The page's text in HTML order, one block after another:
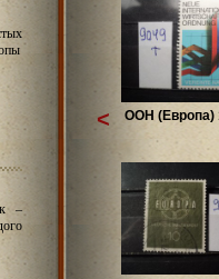
–
ООН (Европа)
<